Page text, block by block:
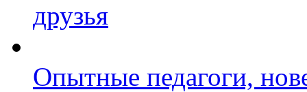
друзья
Опытные педагоги,